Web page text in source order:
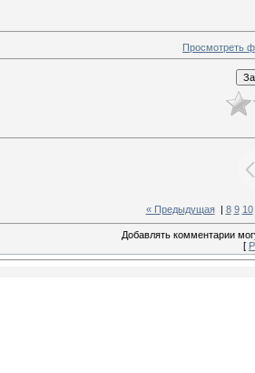
Просмотреть
« Предыдущая| 8 9 10
Добавлять комментарии
[